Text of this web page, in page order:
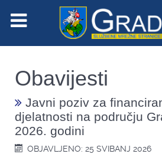
Obavijesti
Javni poziv za
djelatnosti na području
2026. godini
OBJAVLJENO: 25 SVIBANJ 2026